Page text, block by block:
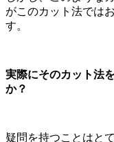
がこのカット法では
す。
実際にそのカット法
か？
疑問を持つことはと